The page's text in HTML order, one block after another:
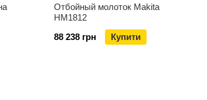
Отбойный молоток Makita
HM1812
88 238 грн
Купити